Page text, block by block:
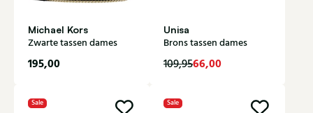
Michael Kors
Zwarte tassen dames
195,00
Unisa
Brons tassen dames
109,9566,00
Sale Sale